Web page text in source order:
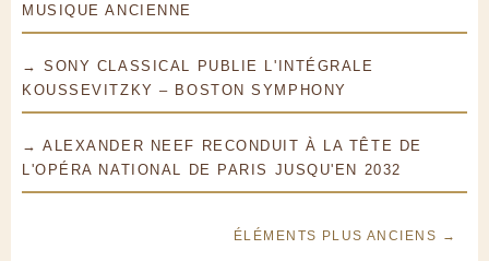
MUSIQUE ANCIENNE
→ SONY CLASSICAL PUBLIE L'INTÉGRALE
KOUSSEVITZKY – BOSTON SYMPHONY
→ ALEXANDER NEEF RECONDUIT À LA TÊTE DE
L'OPÉRA NATIONAL DE PARIS JUSQU'EN 2032
ÉLÉMENTS PLUS ANCIENS →